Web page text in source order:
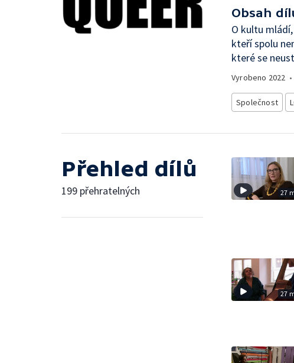
Obsah
O kultu
kteří spolu
které se
Vyrobeno 2022 •
Společnost
Přehled dílů
199 přehratelných 27
27